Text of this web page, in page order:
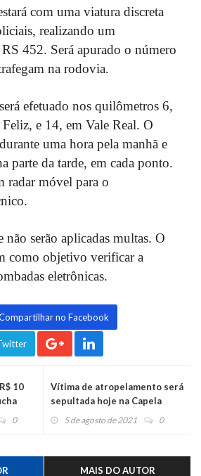
com uma viatura discreta
realizando um
452. Será apurado o número
na rodovia.
efetuado nos quilômetros 6,
e 14, em Vale Real. O
uma hora pela manhã e
parte da tarde, em cada ponto.
radar móvel para o
não serão aplicadas multas. O
como objetivo verificar a
eletrônicas.
no Facebook
10
0
Vítima de atropelamento será
sepultada hoje na Capela
5 de agosto de 2021 0
MAIS DO AUTOR